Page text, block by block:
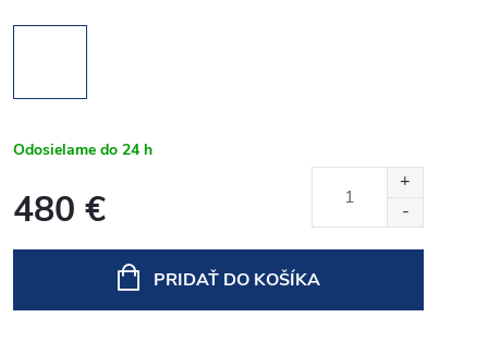
Odosielame do 24 h
480 €
PRIDAŤ DO KOŠÍKA